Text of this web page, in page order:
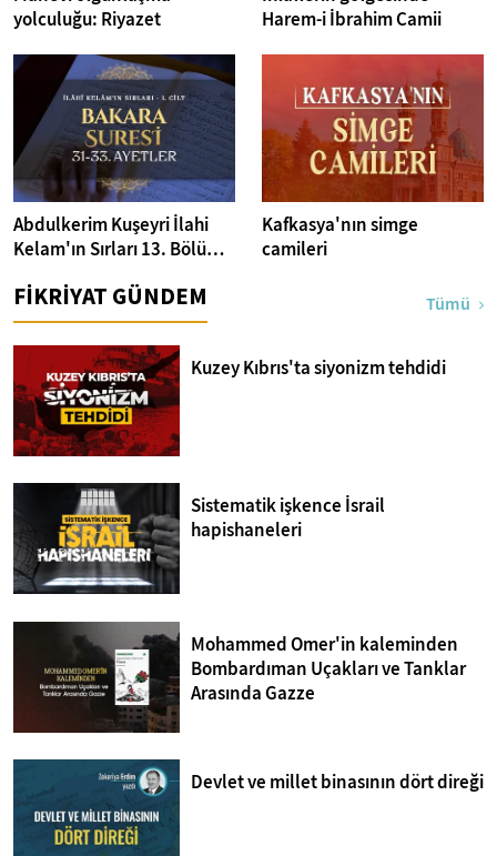
yolculuğu: Riyazet
Harem-i İbrahim Camii
Abdulkerim Kuşeyri İlahi
Kelam'ın Sırları 13. Bölüm I
Ayetler Tefsiri
Kafkasya'nın simge
camileri
FİKRİYAT GÜNDEM Tümü
Kuzey Kıbrıs'ta siyonizm tehdidi
Sistematik işkence İsrail
hapishaneleri
Mohammed Omer'in kaleminden
Bombardıman Uçakları ve Tanklar
Arasında Gazze
Devlet ve millet binasının dört direği